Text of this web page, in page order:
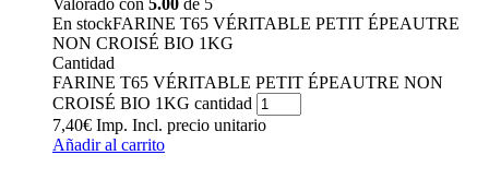
En stockFARINE T65 VÉRITABLE PETIT ÉPEAUTRE
NON CROISÉ BIO 1KG
Cantidad
FARINE T65 VÉRITABLE PETIT ÉPEAUTRE NON
CROISÉ BIO 1KG cantidad
7,40€ Imp. Incl. precio unitario
Añadir al carrito